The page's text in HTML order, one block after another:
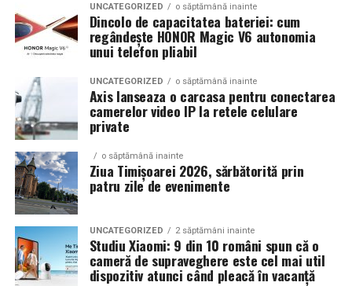
(Advertorial)
Încrederea se construiește în timp
Nu există o formulă magică prin care să câștigi instant
încrederea clienților. Ea se construiește prin
transparență, comunicare, recenzii și experiențe
pozitive oferite fiecărui client.
Cu cât investești mai mult în reputația afacerii tale, cu
atât vei depinde mai puțin de reduceri sau campanii
agresive de promovare. În online, încrederea este unul
dintre cele mai valoroase avantaje competitive și unul
dintre principalele motive pentru care un client te alege
și revine la tine.
UNCATEGORIZED o săptămână inainte
Dincolo de capacitatea bateriei: cum
regândește HONOR Magic V6 autonomia
unui telefon pliabil
UNCATEGORIZED o săptămână inainte
Axis lanseaza o carcasa pentru conectarea
camerelor video IP la retele celulare
private
o săptămână inainte
Ziua Timișoarei 2026, sărbătorită prin
patru zile de evenimente
UNCATEGORIZED 2 săptămâni inainte
Studiu Xiaomi: 9 din 10 români spun că o
cameră de supraveghere este cel mai util
dispozitiv atunci când pleacă în vacanță